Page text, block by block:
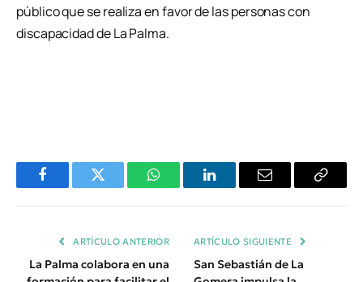
público que se realiza en favor de las personas con
discapacidad de La Palma.
FacebookTwitter WhatsAppLinkedInEmail
Copiar
ARTÍCULO ANTERIOR
La Palma colabora en una
ARTÍCULO SIGUIENTE
San Sebastián de La